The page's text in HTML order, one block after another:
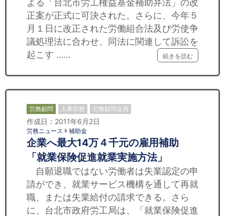
よる「台北市労工権益基金補助弁法」の改
正案が正式に可決された。さらに、今年５
月１日に改正された労働組合法及び労使争
議処理法に合わせ、同法に関連して訴訟を
起こす ……
続きを読む
労務顧問 人事労務 労務顧問会員
作成日：2011年6月2日
労務ニュース 補助金
企業へ最大14万４千元の雇用補助
「就業保険促進就業実施方法」
自願退職ではない労働者は失業認定の申
請ができ、就業サービス機構を通して再就
職、または失業給付の請求できる。さら
に、台北市政府労工局は、「就業保険促進